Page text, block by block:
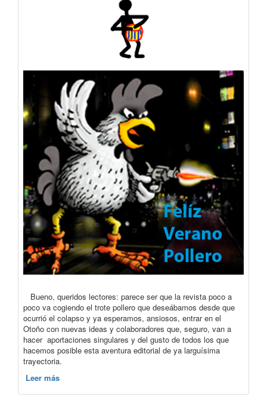
Bueno, queridos lectores: parece ser que la revista poco a
poco va cogiendo el trote pollero que deseábamos desde que
ocurrió el colapso y ya esperamos, ansiosos, entrar en el
Otoño con nuevas ideas y colaboradores que, seguro, van a
hacer aportaciones singulares y del gusto de todos los que
hacemos posible esta aventura editorial de ya larguísima
trayectoria.
Leer más